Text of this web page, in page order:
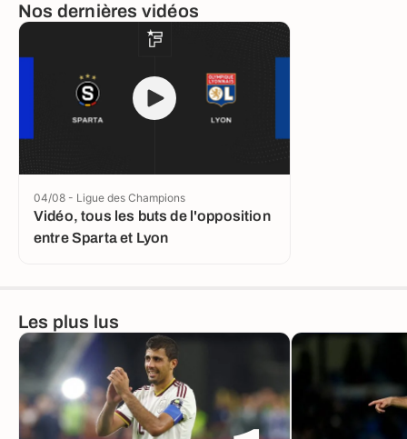
Nos dernières vidéos
Vidéo, tous les buts de l'opposition
entre Sparta et Lyon
04/08 - Ligue des Champions
Les plus lus